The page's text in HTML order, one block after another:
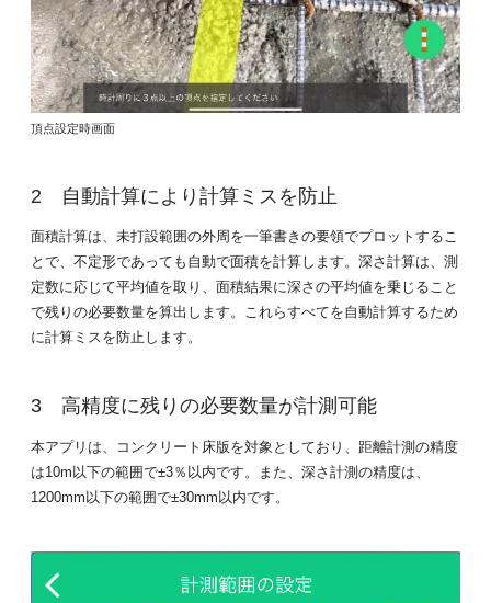
頂点設定時画面
自動計算により計算ミスを防止
面積計算は、未打設範囲の外周を一筆書きの要領でプロットするこ
とで、不定形であっても自動で面積を計算します。深さ計算は、測
定数に応じて平均値を取り、面積結果に深さの平均値を乗じること
で残りの必要数量を算出します。これらすべてを自動計算するため
に計算ミスを防止します。
高精度に残りの必要数量が計測可能
本アプリは、コンクリート床版を対象としており、距離計測の精度
は10m以下の範囲で±3％以内です。また、深さ計測の精度は、
1200mm以下の範囲で±30mm以内です。